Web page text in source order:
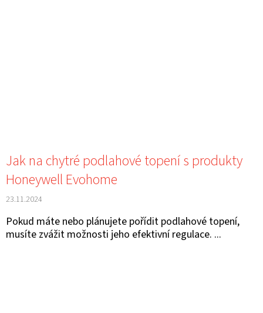
Jak na chytré podlahové topení s produkty
Honeywell Evohome
23.11.2024
Pokud máte nebo plánujete pořídit podlahové topení,
musíte zvážit možnosti jeho efektivní regulace. ...